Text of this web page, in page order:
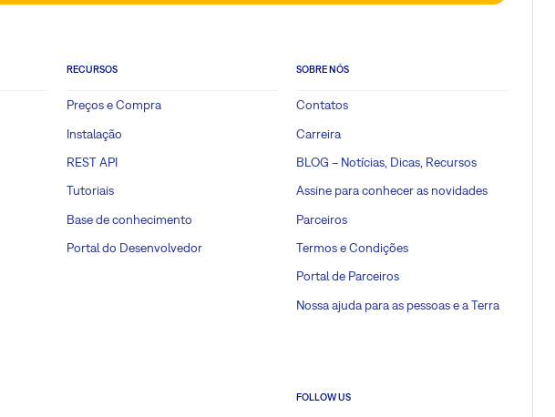
RECURSOS
Preços e Compra
Instalação
REST API
Tutoriais
Base de conhecimento
Portal do Desenvolvedor
SOBRE NÓS
Contatos
Carreira
BLOG – Notícias, Dicas, Recursos
Assine para conhecer as novidades
Parceiros
Termos e Condições
Portal de Parceiros
Nossa ajuda para as pessoas e a Terra
FOLLOW US